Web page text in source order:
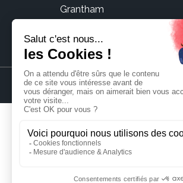
Grantham
Créé parAgence Koove